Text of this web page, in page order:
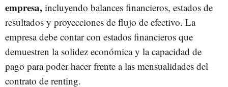
empresa, incluyendo balances financieros, estados de
resultados y proyecciones de flujo de efectivo. La
empresa debe contar con estados financieros que
demuestren la solidez económica y la capacidad de
pago para poder hacer frente a las mensualidades del
contrato de renting.